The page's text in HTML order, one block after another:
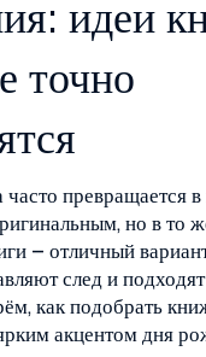
идеи
точно
превращается в
но в то
– отличный
след и
как подобрать
акцентом дня